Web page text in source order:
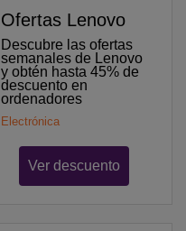
Ofertas Lenovo
Descubre las ofertas
semanales de Lenovo
y obtén hasta 45% de
descuento en
ordenadores
Electrónica
Ver descuento